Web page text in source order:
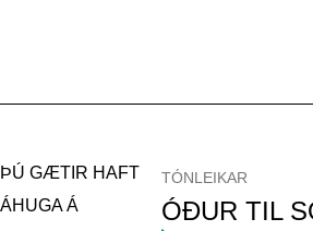
ÞÚ GÆTIR HAFT
ÁHUGA Á
TÓNLEIKAR
ÓÐUR TIL